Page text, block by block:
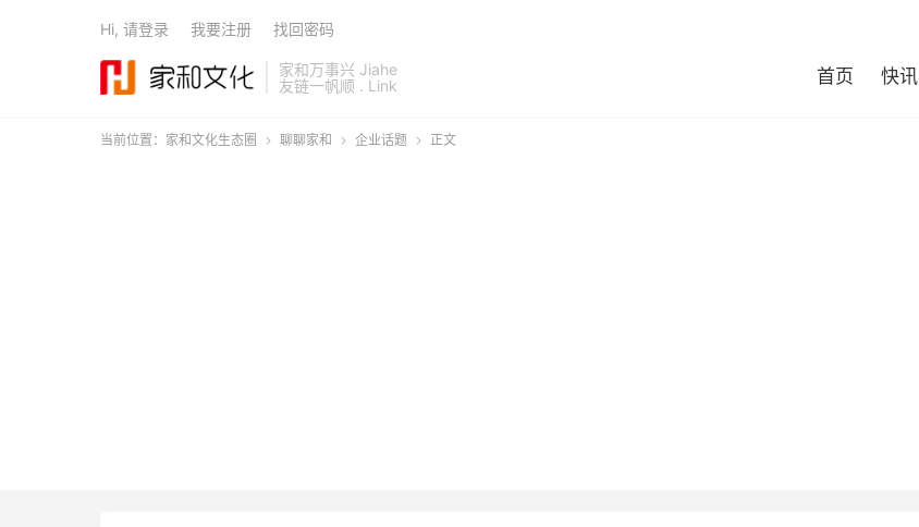
家和万事兴 Jiahe
友链一帆顺 . Link
首页 快讯
Hi, 请登录 我要注册 找回密码
当前位置： 家和文化生态圈  聊聊家和  企业话题  正文